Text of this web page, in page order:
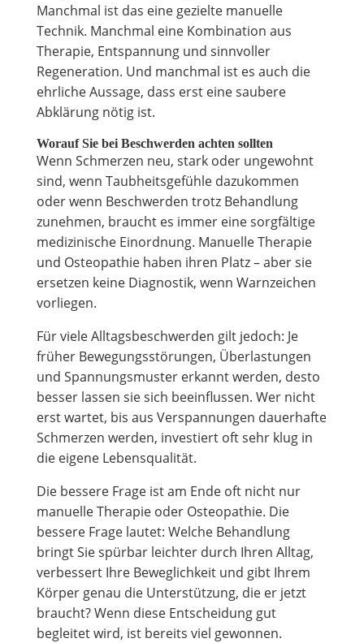
Manchmal ist das eine gezielte manuelle
Technik. Manchmal eine Kombination aus
Therapie, Entspannung und sinnvoller
Regeneration. Und manchmal ist es auch die
ehrliche Aussage, dass erst eine saubere
Abklärung nötig ist.
Worauf Sie bei Beschwerden achten sollten
Wenn Schmerzen neu, stark oder ungewohnt
sind, wenn Taubheitsgefühle dazukommen
oder wenn Beschwerden trotz Behandlung
zunehmen, braucht es immer eine sorgfältige
medizinische Einordnung. Manuelle Therapie
und Osteopathie haben ihren Platz – aber sie
ersetzen keine Diagnostik, wenn Warnzeichen
vorliegen.
Für viele Alltagsbeschwerden gilt jedoch: Je
früher Bewegungsstörungen, Überlastungen
und Spannungsmuster erkannt werden, desto
besser lassen sie sich beeinflussen. Wer nicht
erst wartet, bis aus Verspannungen dauerhafte
Schmerzen werden, investiert oft sehr klug in
die eigene Lebensqualität.
Die bessere Frage ist am Ende oft nicht nur
manuelle Therapie oder Osteopathie. Die
bessere Frage lautet: Welche Behandlung
bringt Sie spürbar leichter durch Ihren Alltag,
verbessert Ihre Beweglichkeit und gibt Ihrem
Körper genau die Unterstützung, die er jetzt
braucht? Wenn diese Entscheidung gut
begleitet wird, ist bereits viel gewonnen.